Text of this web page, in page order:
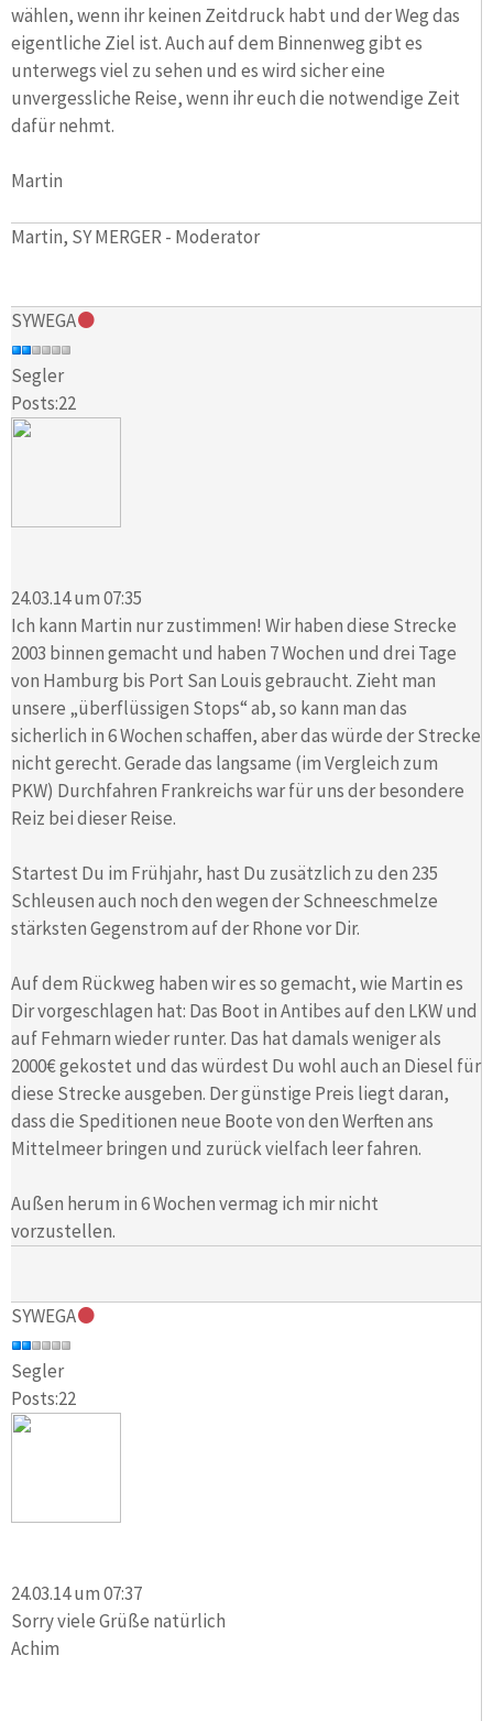
wählen, wenn ihr keinen Zeitdruck habt und der Weg das
eigentliche Ziel ist. Auch auf dem Binnenweg gibt es
unterwegs viel zu sehen und es wird sicher eine
unvergessliche Reise, wenn ihr euch die notwendige Zeit
dafür nehmt.
Martin
Martin, SY MERGER - Moderator
SYWEGA
Segler
Posts:22
24.03.14 um 07:35
Ich kann Martin nur zustimmen! Wir haben diese Strecke
2003 binnen gemacht und haben 7 Wochen und drei Tage
von Hamburg bis Port San Louis gebraucht. Zieht man
unsere „überflüssigen Stops“ ab, so kann man das
sicherlich in 6 Wochen schaffen, aber das würde der Strecke
nicht gerecht. Gerade das langsame (im Vergleich zum
PKW) Durchfahren Frankreichs war für uns der besondere
Reiz bei dieser Reise.
Startest Du im Frühjahr, hast Du zusätzlich zu den 235
Schleusen auch noch den wegen der Schneeschmelze
stärksten Gegenstrom auf der Rhone vor Dir.
Auf dem Rückweg haben wir es so gemacht, wie Martin es
Dir vorgeschlagen hat: Das Boot in Antibes auf den LKW und
auf Fehmarn wieder runter. Das hat damals weniger als
2000€ gekostet und das würdest Du wohl auch an Diesel für
diese Strecke ausgeben. Der günstige Preis liegt daran,
dass die Speditionen neue Boote von den Werften ans
Mittelmeer bringen und zurück vielfach leer fahren.
Außen herum in 6 Wochen vermag ich mir nicht
vorzustellen.
SYWEGA
Segler
Posts:22
24.03.14 um 07:37
Sorry viele Grüße natürlich
Achim